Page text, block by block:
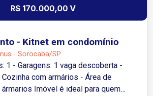
R$ 170.000,00 V
- Kitnet em condomínio
- Sorocaba/SP
1 - Garagens: 1 vaga descoberta -
Cozinha com armários - Área de
é ideal para quem